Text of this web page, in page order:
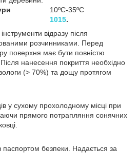
10ºC-35ºC
1015.
відразу після
розчинниками. Перед
поверхня має бути повністю
нанесення покриття необхідно
(> 70%) та дощу протягом
у сухому прохолодному місці при
прямого потрапляння сонячних
безпеки. Надається за